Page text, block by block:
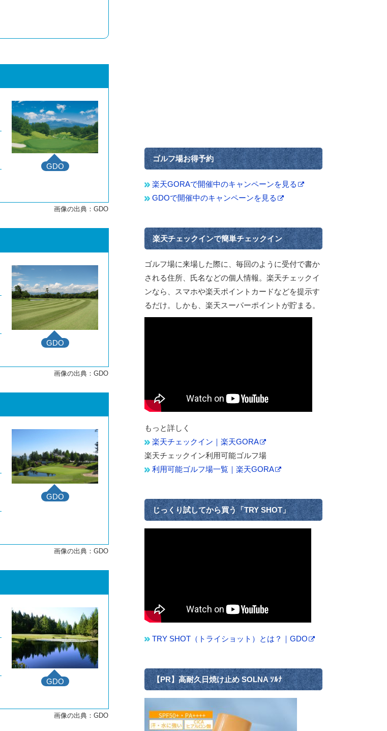
GDO
GDO
GDO
GDO
ゴルフ場お得予約
楽天GORAで開催中のキャンペーンを見る
GDOで開催中のキャンペーンを見る
楽天チェックインで簡単チェックイン
ゴルフ場に来場した際に、毎回のように受付で書か
される住所、氏名などの個人情報。楽天チェックイ
ンなら、スマホや楽天ポイントカードなどを提示す
るだけ。しかも、楽天スーパーポイントが貯まる。
もっと詳しく
楽天チェックイン｜楽天GORA
楽天チェックイン利用可能ゴルフ場
利用可能ゴルフ場一覧｜楽天GORA
じっくり試してから買う「TRY SHOT」
TRY SHOT（トライショット）とは？｜GDO
【PR】高耐久日焼け止め SOLNA ｿﾙﾅ